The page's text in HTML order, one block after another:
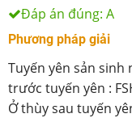
Đáp án đúng: A
Phương pháp giải
Tuyến yên sản
trước tuyến yên :
Ở thùy sau tuyến